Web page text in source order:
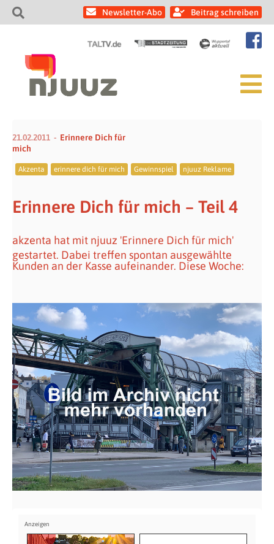
Newsletter-Abo Beitrag schreiben
21.02.2011
Erinnere Dich für
mich
Akzenta erinnere dich für mich Gewinnspiel njuuz Reklame
Erinnere Dich für mich – Teil 4
akzenta hat mit njuuz 'Erinnere Dich für mich'
gestartet. Dabei treffen spontan ausgewählte
Kunden an der Kasse aufeinander. Diese Woche: